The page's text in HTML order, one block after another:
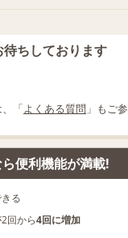
ちしております
「よくある質問 」もご参
便利機能が満載!
る
回から4回に増加